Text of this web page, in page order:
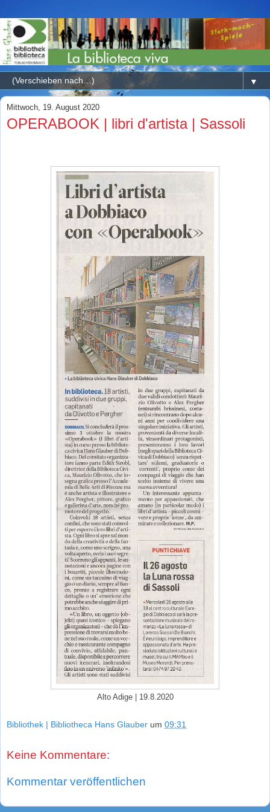
▼
Mittwoch, 19. August 2020
OPERABOOK | libri d'artista | Sassoli
Alto Adige | 19.8.2020
Bibliothek | Bibliotheca Hans Glauber um 09:31
Keine Kommentare:
Kommentar veröffentlichen